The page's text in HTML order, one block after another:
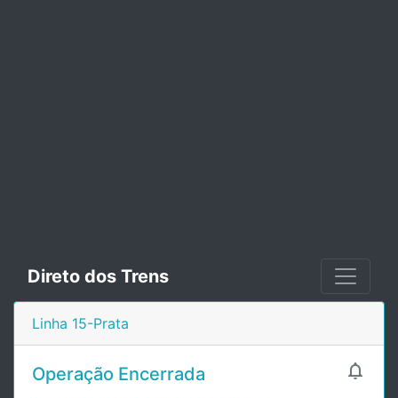
Direto dos Trens
Linha 15-Prata

Operação Encerrada